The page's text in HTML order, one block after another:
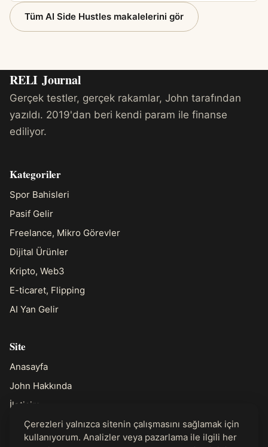
Tüm AI Side Hustles makalelerini gör
RELI Journal
Gerçek testler, gerçek rakamlar, John tarafından
yazıldı. 2019'dan beri kendi param ile finanse
ediliyor.
Kategoriler
Spor Bahisleri
Pasif Gelir
Freelance, Mikro Görevler
Dijital Ürünler
Kripto, Web3
E-ticaret, Flipping
AI Yan Gelir
Site
Anasayfa
John Hakkında
İletişim
Yasal
Çerezleri yalnızca sitenin çalışmasını sağlamak için
kullanıyorum. Analizler veya pazarlama ile ilgili her